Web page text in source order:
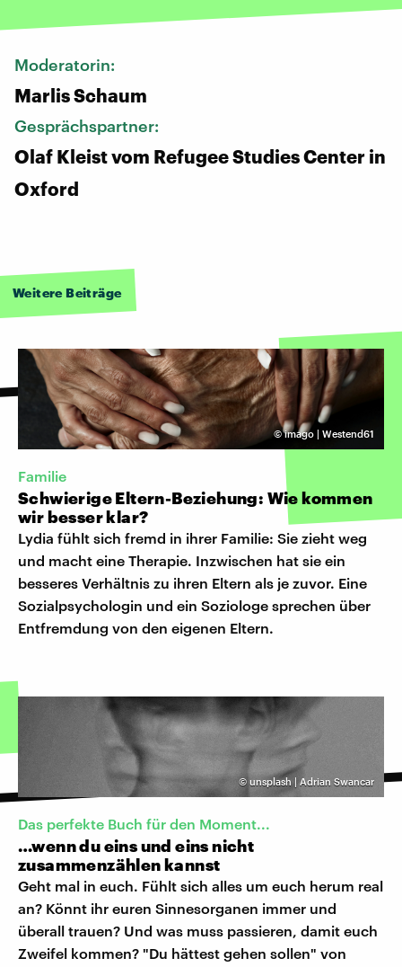
Moderatorin:
Marlis Schaum
Gesprächspartner:
Olaf Kleist vom Refugee Studies Center in
Oxford
Weitere Beiträge
©imago | Westend61
Familie
Schwierige Eltern-Beziehung: Wie kommen
wir besser klar?
Lydia fühlt sich fremd in ihrer Familie: Sie zieht weg
und macht eine Therapie. Inzwischen hat sie ein
besseres Verhältnis zu ihren Eltern als je zuvor. Eine
Sozialpsychologin und ein Soziologe sprechen über
Entfremdung von den eigenen Eltern.
© unsplash | Adrian Swancar
Das perfekte Buch für den Moment...
…wenn du eins und eins nicht
zusammenzählen kannst
Geht mal in euch. Fühlt sich alles um euch herum real
an? Könnt ihr euren Sinnesorganen immer und
überall trauen? Und was muss passieren, damit euch
Zweifel kommen? "Du hättest gehen sollen" von